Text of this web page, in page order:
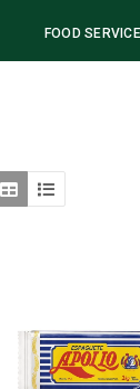
FOOD SERVICE